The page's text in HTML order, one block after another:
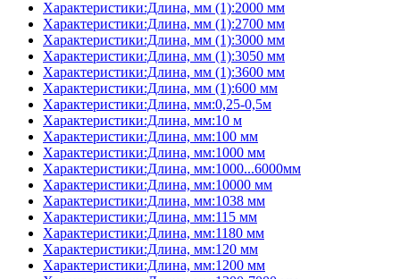
Характеристики:Длина, мм (1):2000 мм
Характеристики:Длина, мм (1):2700 мм
Характеристики:Длина, мм (1):3000 мм
Характеристики:Длина, мм (1):3050 мм
Характеристики:Длина, мм (1):3600 мм
Характеристики:Длина, мм (1):600 мм
Характеристики:Длина, мм:0,25-0,5м
Характеристики:Длина, мм:10 м
Характеристики:Длина, мм:100 мм
Характеристики:Длина, мм:1000 мм
Характеристики:Длина, мм:1000...6000мм
Характеристики:Длина, мм:10000 мм
Характеристики:Длина, мм:1038 мм
Характеристики:Длина, мм:115 мм
Характеристики:Длина, мм:1180 мм
Характеристики:Длина, мм:120 мм
Характеристики:Длина, мм:1200 мм